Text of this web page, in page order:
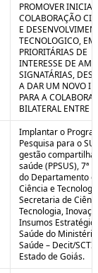
PROMOVER
COLABORAÇÃO
E
TECNOLOGICO, EM
PRIORITÁRIAS DE
INTERESSE DE
SIGNATÁRIAS,
A DAR UM NOVO
PARA A
BILATERAL ENTRE
Implantar o
Pesquisa para o
gestão
saúde (PPSUS), 7ª
do Departamento
Ciência e
Secretaria de
Tecnologia,
Insumos
Saúde do
Saúde – Decit/
Estado de Goiás.